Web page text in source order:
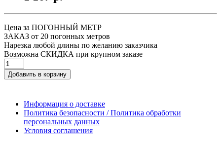
Цена за ПОГОННЫЙ МЕТР
ЗАКАЗ от 20 погонных метров
Нарезка любой длины по желанию заказчика
Возможна СКИДКА при крупном заказе
Добавить в корзину
Информация о доставке
Политика безопасности / Политика обработки
персональных данных
Условия соглашения